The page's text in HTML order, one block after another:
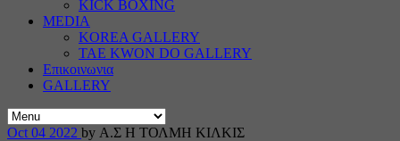
KICK BOXING
MEDIA
KOREA GALLERY
TAE KWON DO GALLERY
Επικοινωνια
GALLERY
Oct 04 2022 by Α.Σ Η ΤΟΛΜΗ ΚΙΛΚΙΣ